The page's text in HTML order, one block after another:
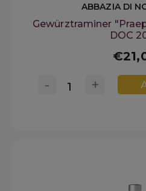
ABBAZIA DI
Gewürztraminer
DOC
+
-